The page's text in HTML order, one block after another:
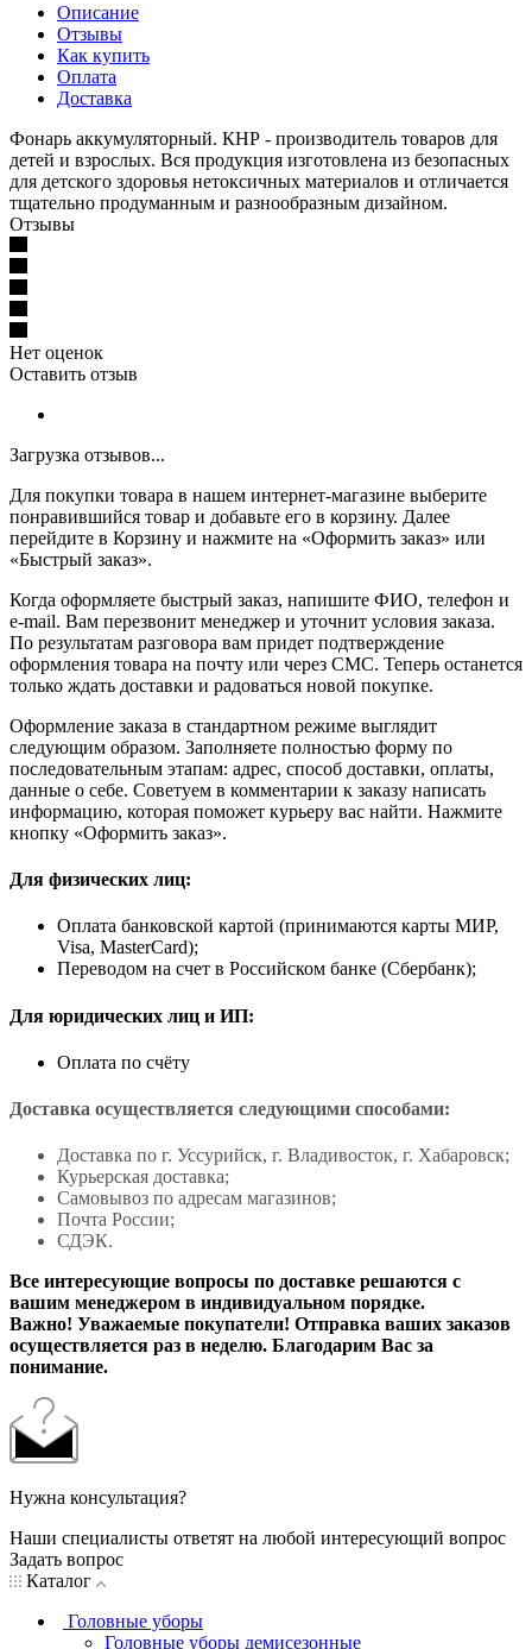
Описание
Отзывы
Как купить
Оплата
Доставка
Фонарь аккумуляторный. КНР - производитель товаров для
детей и взрослых. Вся продукция изготовлена из безопасных
для детского здоровья нетоксичных материалов и отличается
тщательно продуманным и разнообразным дизайном.
Отзывы
Нет оценок
Оставить отзыв
Загрузка отзывов...
Для покупки товара в нашем интернет-магазине выберите
понравившийся товар и добавьте его в корзину. Далее
перейдите в Корзину и нажмите на «Оформить заказ» или
«Быстрый заказ».
Когда оформляете быстрый заказ, напишите ФИО, телефон и
e-mail. Вам перезвонит менеджер и уточнит условия заказа.
По результатам разговора вам придет подтверждение
оформления товара на почту или через СМС. Теперь останется
только ждать доставки и радоваться новой покупке.
Оформление заказа в стандартном режиме выглядит
следующим образом. Заполняете полностью форму по
последовательным этапам: адрес, способ доставки, оплаты,
данные о себе. Советуем в комментарии к заказу написать
информацию, которая поможет курьеру вас найти. Нажмите
кнопку «Оформить заказ».
Для физических лиц:
Оплата банковской картой (принимаются карты МИР,
Visa, MasterCard);
Переводом на счет в Российском банке (Сбербанк);
Для юридических лиц и ИП:
Оплата по счёту
Доставка осуществляется следующими способами:
Доставка по г. Уссурийск, г. Владивосток, г. Хабаровск;
Курьерская доставка;
Самовывоз по адресам магазинов;
Почта России;
СДЭК.
Все интересующие вопросы по доставке решаются с
вашим менеджером в индивидуальном порядке.
Важно! Уважаемые покупатели! Отправка ваших заказов
осуществляется раз в неделю. Благодарим Вас за
понимание.
Нужна консультация?
Наши специалисты ответят на любой интересующий вопрос
Задать вопрос
Каталог
Головные уборы
Головные уборы демисезонные